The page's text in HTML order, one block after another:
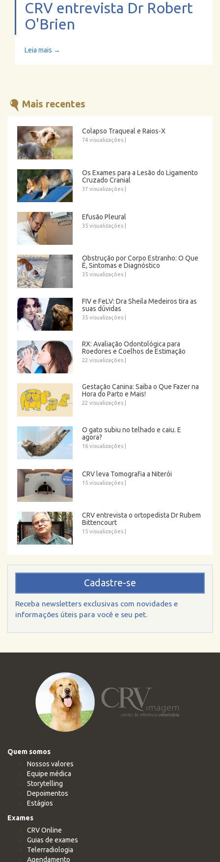
CRV entrevista Dr Robert
O'Brien
Leia mais →
Mais recentes
Colapso Traqueal e Raios-X
74 visualizações
Os Exames para a Lesão do Ligamento
Cruzado Cranial
37 visualizações
Efusão Pleural
35 visualizações
Obstrução por Corpo Estranho: O Que
É, Sintomas e Diagnóstico
35 visualizações
FIV e FeLV: Dra Sheila Medeiros tira as
suas dúvidas
35 visualizações
RX: Avaliação Odontológica para
Roedores e Coelhos de Estimação
22 visualizações
Gestação Canina: Saiba o Que Fazer na
Hora do Parto e Mais!
22 visualizações
O gato subiu no telhado e caiu. E
agora?
16 visualizações
CRV leva Tomografia a Niterói
15 visualizações
CRV entrevista o ortopedista Dr Rubem
Bittencourt
15 visualizações
Cadastre-se
Receba newsletters exclusivas com novidades e
informações úteis para você e seu pet.
Quem somos
Nossos valores
Equipe médica
Storytelling
Depoimentos
Estágios
Exames
CRV Online
Guias de exames
Telerradiologia
Agendamento